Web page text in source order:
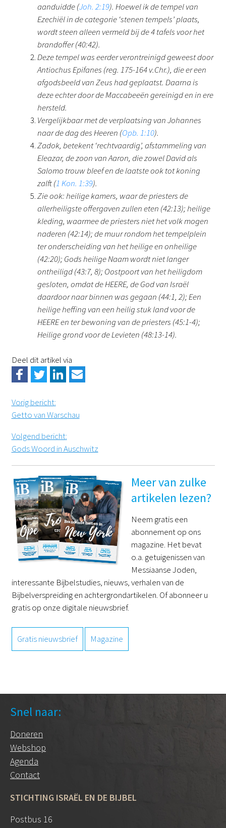
aanduidde (Joh. 2:19). Hoewel ik de tempel van
Ezechiël in de categorie ‘stenen tempels’ plaats,
wordt steen alleen vermeld bij de 4 tafels voor het
brandoffer (40:42).
Deze tempel was eerder verontreinigd geweest door
Antiochus Epifanes (reg. 175-164 v.Chr.), die er een
afgodsbeeld van Zeus had geplaatst. Daarna is
deze echter door de Maccabeeën gereinigd en in ere
hersteld.
Vergelijkbaar met de verplaatsing van Johannes
naar de dag des Heeren (Opb. 1:10).
Zadok, betekent ‘rechtvaardig’, afstammeling van
Eleazar, de zoon van Aaron, die zowel David als
Salomo trouw bleef en de laatste ook tot koning
zalft (1 Kon. 1:39).
Zie ook: heilige kamers, waar de priesters de
allerheiligste offergaven zullen eten (42:13); heilige
kleding, waarmee de priesters niet het volk mogen
naderen (42:14); de muur rondom het tempelplein
ter onderscheiding van het heilige en onheilige
(42:20); Gods heilige Naam wordt niet langer
ontheiligd (43:7, 8); Oostpoort van het heiligdom
gesloten, omdat de HEERE, de God van Israël
daardoor naar binnen was gegaan (44:1, 2); Een
heilige heffing van een heilig stuk land voor de
HEERE en ter bewoning van de priesters (45:1-4);
Heilige grond voor de Levieten (48:13-14).
Deel dit artikel via
Vorig bericht:
Getto van Warschau
Volgend bericht:
Gods Woord in Auschwitz
Meer van zulke
artikelen lezen?
Neem gratis een
abonnement op ons
magazine. Het bevat
o.a. getuigenissen van
Messiaanse Joden,
interessante Bijbelstudies, nieuws, verhalen van de
Bijbelverspreiding en achtergrondartikelen. Of abonneer u
gratis op onze digitale nieuwsbrief.
Gratis nieuwsbrief Magazine
Snel naar:
Doneren
Webshop
Agenda
Contact
STICHTING ISRAËL EN DE BIJBEL
Postbus 16